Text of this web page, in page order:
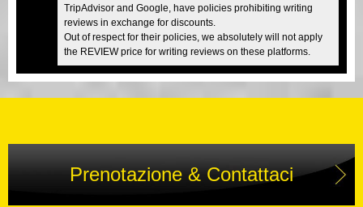
TripAdvisor and Google, have policies prohibiting writing
reviews in exchange for discounts.
Out of respect for their policies, we absolutely will not apply
the REVIEW price for writing reviews on these platforms.
Prenotazione & Contattaci